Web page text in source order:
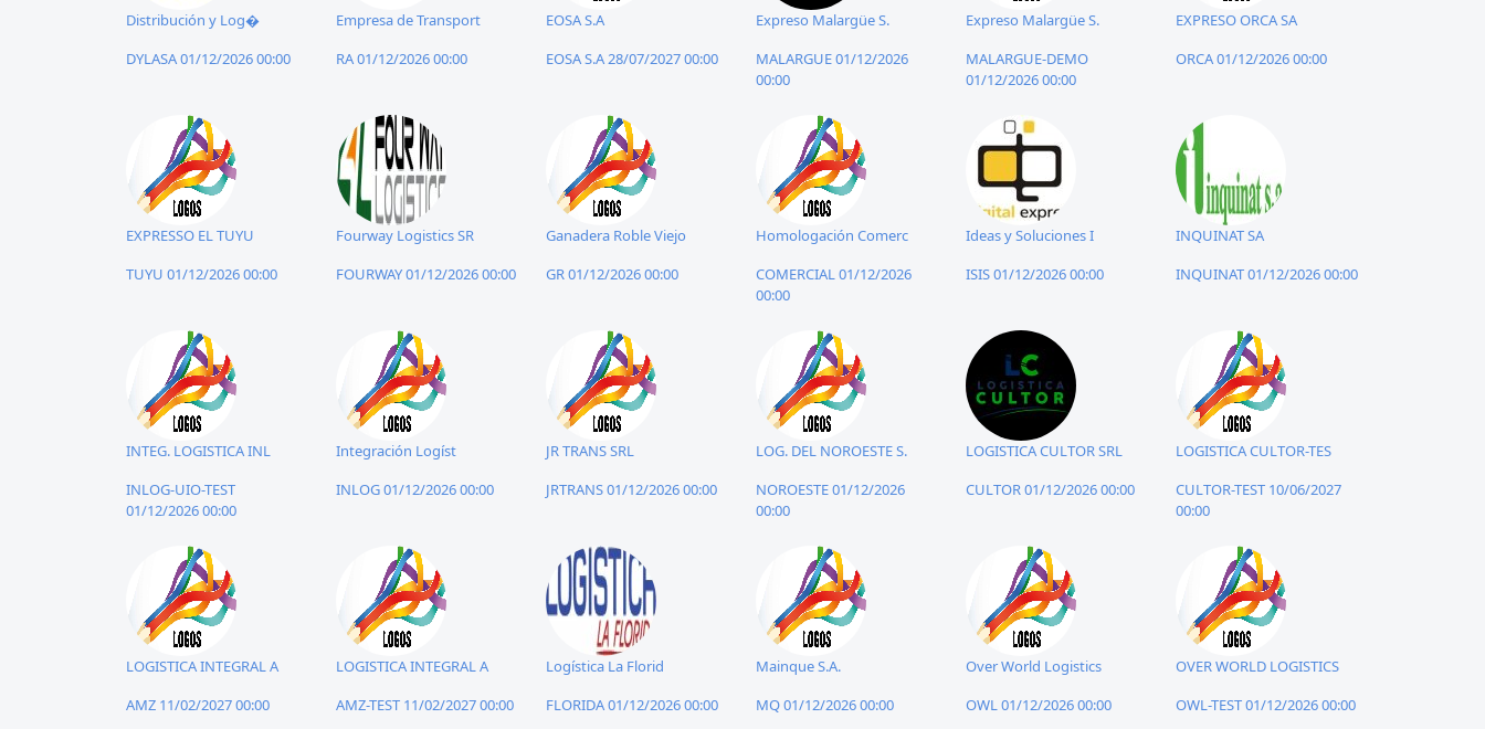
Distribución y Log�
DYLASA 01/12/2026 00:00
Empresa de Transport
RA 01/12/2026 00:00
EOSA S.A
EOSA S.A 28/07/2027 00:00
Expreso Malargüe S.
MALARGUE 01/12/2026
00:00
Expreso Malargüe S.
MALARGUE-DEMO
01/12/2026 00:00
EXPRESO ORCA SA
ORCA 01/12/2026 00:00
EXPRESSO EL TUYU
TUYU 01/12/2026 00:00
Fourway Logistics SR
FOURWAY 01/12/2026 00:00
Ganadera Roble Viejo
GR 01/12/2026 00:00
Homologación Comerc
COMERCIAL 01/12/2026
00:00
Ideas y Soluciones I
ISIS 01/12/2026 00:00
INQUINAT SA
INQUINAT 01/12/2026 00:00
INTEG. LOGISTICA INL
INLOG-UIO-TEST
01/12/2026 00:00
Integración Logíst
INLOG 01/12/2026 00:00
JR TRANS SRL
JRTRANS 01/12/2026 00:00
LOG. DEL NOROESTE S.
NOROESTE 01/12/2026
00:00
LOGISTICA CULTOR SRL
CULTOR 01/12/2026 00:00
LOGISTICA CULTOR-TES
CULTOR-TEST 10/06/2027
00:00
LOGISTICA INTEGRAL A
AMZ 11/02/2027 00:00
LOGISTICA INTEGRAL A
AMZ-TEST 11/02/2027 00:00
Logística La Florid
FLORIDA 01/12/2026 00:00
Mainque S.A.
MQ 01/12/2026 00:00
Over World Logistics
OWL 01/12/2026 00:00
OVER WORLD LOGISTICS
OWL-TEST 01/12/2026 00:00